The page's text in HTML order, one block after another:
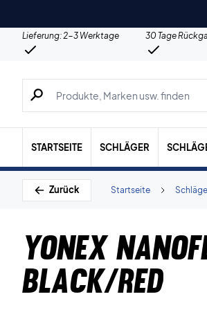
Lieferung: 2-3 Werktage 30 Tage
Suche nach Produkten, Marken usw.
STARTSEITE SCHLÄGER
Zurück Startseite
Yonex
Black/Red